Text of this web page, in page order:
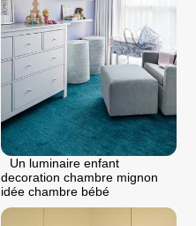
Un luminaire enfant
decoration chambre mignon
idée chambre bébé